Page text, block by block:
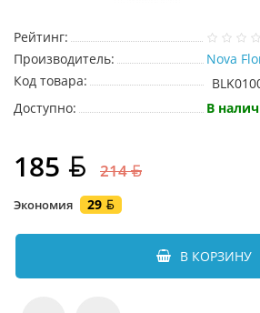
Рейтинг:
Производитель:
Nova
Код товара:
Доступно:
В
185 214
Экономия 29
В КОРЗИНУ